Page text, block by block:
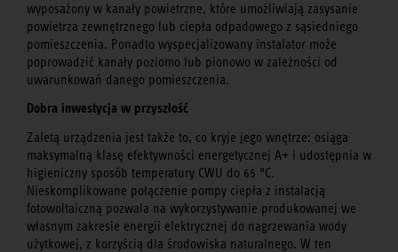
wyposażony w kanały powietrzne, które umożliwiają zasysanie
powietrza zewnętrznego lub ciepła odpadowego z sąsiedniego
pomieszczenia. Ponadto wyspecjalizowany instalator może
poprowadzić kanały poziomo lub pionowo w zależności od
uwarunkowań danego pomieszczenia.
Dobra inwestycja w przyszłość
Zaletą urządzenia jest także to, co kryje jego wnętrze: osiąga
maksymalną klasę efektywności energetycznej A+ i udostępnia w
higieniczny sposób temperatury CWU do 65 °C.
Nieskomplikowane połączenie pompy ciepła z instalacją
fotowoltaiczną pozwala na wykorzystywanie produkowanej we
własnym zakresie energii elektrycznej do nagrzewania wody
użytkowej, z korzyścią dla środowiska naturalnego. W ten